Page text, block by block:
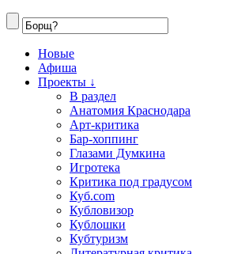
Новые
Афиша
Проекты ↓
В раздел
Анатомия Краснодара
Арт-критика
Бар-хоппинг
Глазами Думкина
Игротека
Критика под градусом
Куб.com
Кубловизор
Кублошки
Кубтуризм